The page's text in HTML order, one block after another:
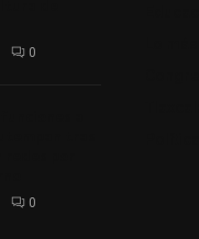
0
0